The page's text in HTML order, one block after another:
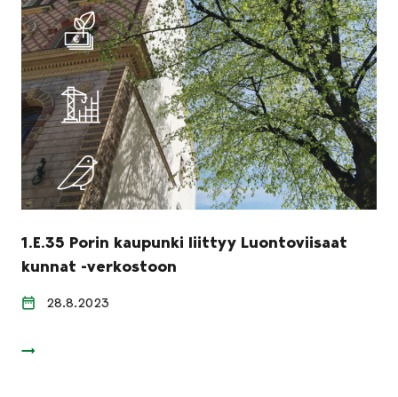
1.E.35 Porin kaupunki liittyy Luontoviisaat
kunnat -verkostoon
28.8.2023